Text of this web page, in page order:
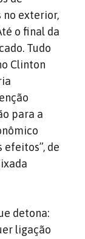
no exterior,
o final da
Tudo
Clinton
para a
efeitos”, de
detona:
ligação